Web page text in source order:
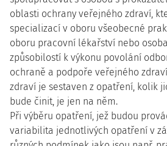
oblasti ochrany veřejného zdraví,
specializací v oboru všeobecné
oboru pracovní lékařství nebo
způsobilostí k výkonu povolání
ochraně a podpoře veřejného
zdraví je sestaven z opatření, kolik
bude činit, je jen na něm.
Při výběru opatření, jež budou
variabilita jednotlivých opatření v